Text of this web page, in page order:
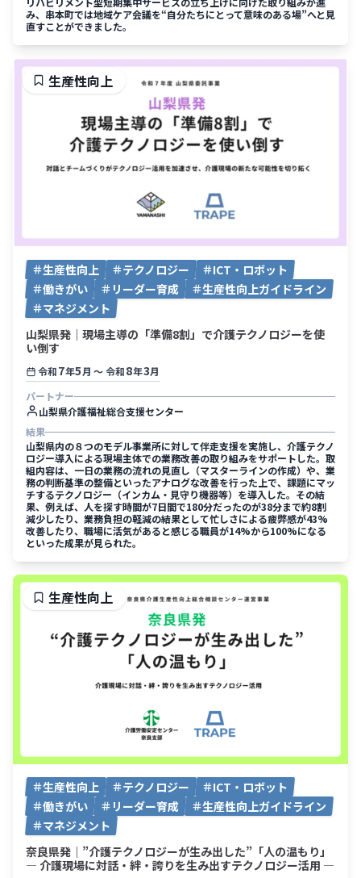
み、串本町では地域ケア会議を“自分たちにとって意味のある場”へと見
直すことができました。
生産性向上 テクノロジー
ICT・ロボット
働きがい
リーダー育成
生産性向上ガイドライン
マネジメント
山梨県発｜現場主導の「準備8割」で介護テクノロジーを使
い倒す
令和7年5月 〜令和8年3月
パートナー
山梨県介護福祉総合支援センター
結果
山梨県内の８つのモデル事業所に対して伴走支援を実施し、介護テクノ
ロジー導入による現場主体での業務改善の取り組みをサポートした。取
組内容は、一日の業務の流れの見直し（マスターラインの作成）や、業
務の判断基準の整備といったアナログな改善を行った上で、課題にマッ
チするテクノロジー（インカム・見守り機器等）を導入した。その結
果、例えば、人を探す時間が7日間で180分だったのが38分まで約8割
減少したり、業務負担の軽減の結果として忙しさによる疲弊感が43%
改善したり、職場に活気があると感じる職員が14%から100%になる
といった成果が見られた。
生産性向上
生産性向上 テクノロジー
ICT・ロボット
働きがい
リーダー育成
生産性向上ガイドライン
マネジメント
奈良県発｜”介護テクノロジーが生み出した”「人の温もり」
― 介護現場に対話・絆・誇りを生み出すテクノロジー活用 ―
生産性向上